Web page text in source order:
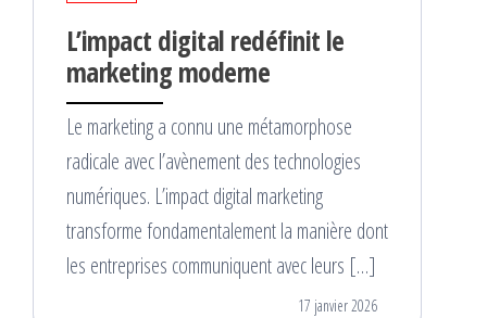
L’impact digital redéfinit le
marketing moderne
Le marketing a connu une métamorphose
radicale avec l’avènement des technologies
numériques. L’impact digital marketing
transforme fondamentalement la manière dont
les entreprises communiquent avec leurs […]
17 janvier 2026